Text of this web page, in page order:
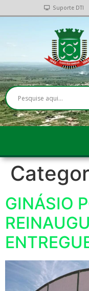
Suporte DTI
GINÁSIO